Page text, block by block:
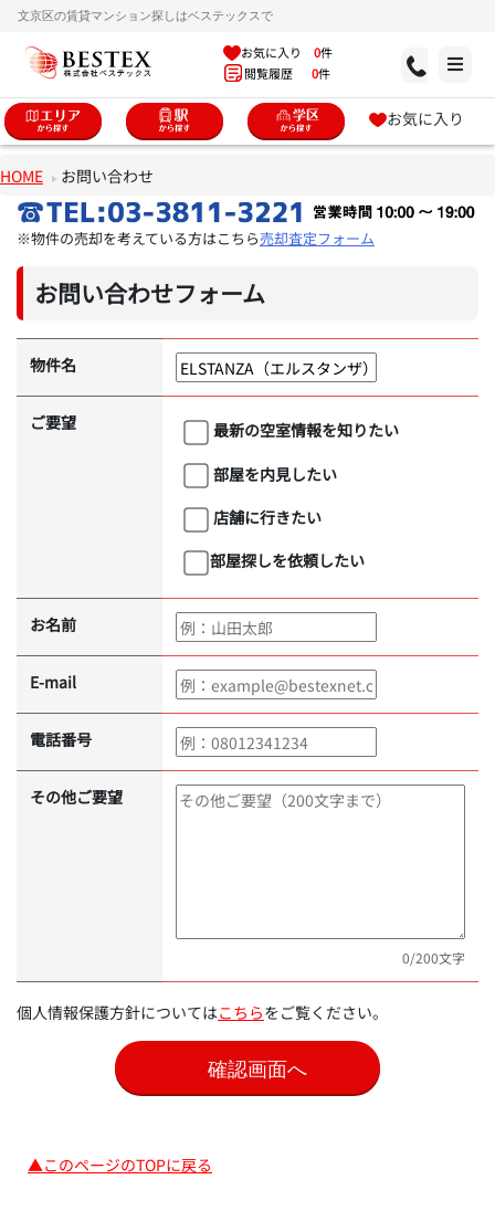
文京区の賃貸マンション探しはベステックスで
お気に入り 0件
閲覧履歴 0件
お気に入り
HOME お問い合わせ
※物件の売却を考えている方はこちら売却査定フォーム
お問い合わせフォーム
物件名
ご要望
最新の空室情報を知りたい
部屋を内見したい
店舗に行きたい
部屋探しを依頼したい
お名前
E-mail
電話番号
その他ご要望
0/200文字
個人情報保護方針についてはこちらをご覧ください。
▲このページのTOPに戻る